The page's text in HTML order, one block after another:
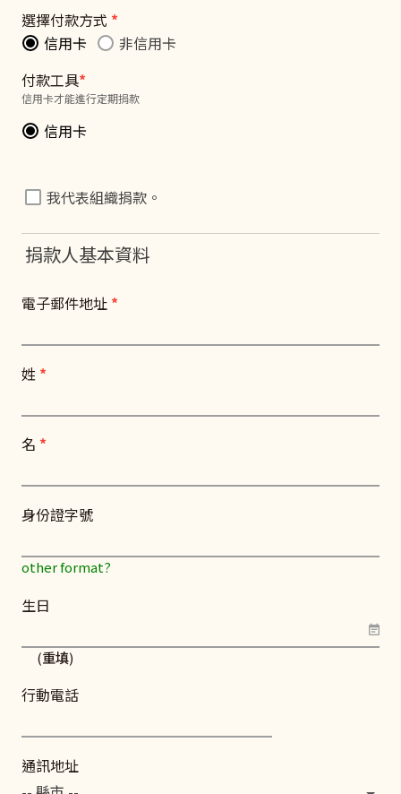
選擇付款方式 *
信用卡
非信用卡
付款工具*
信用卡才能進行定期捐款
信用卡
我代表組織捐款。
捐款人基本資料
電子郵件地址 *
姓 *
名 *
身份證字號
other format?
生日
(重填)
行動電話
通訊地址